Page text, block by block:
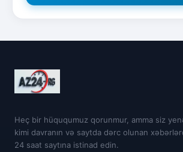
Heç bir hüququmuz qorunmur, amma siz
kimi davranın və saytda dərc olunan
24 saat saytına istinad edin.